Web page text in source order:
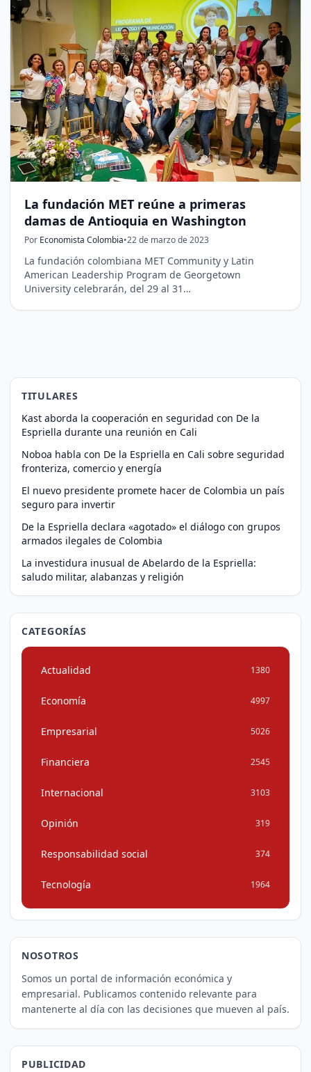
La fundación MET reúne a primeras
damas de Antioquia en Washington
Por Economista Colombia•22 de marzo de 2023
La fundación colombiana MET Community y Latin
American Leadership Program de Georgetown
University celebrarán, del 29 al 31…
TITULARES
Kast aborda la cooperación en seguridad con De la
Espriella durante una reunión en Cali
Noboa habla con De la Espriella en Cali sobre seguridad
fronteriza, comercio y energía
El nuevo presidente promete hacer de Colombia un país
seguro para invertir
De la Espriella declara «agotado» el diálogo con grupos
armados ilegales de Colombia
La investidura inusual de Abelardo de la Espriella:
saludo militar, alabanzas y religión
CATEGORÍAS
Actualidad 1380
Economía 4997
Empresarial 5026
Financiera 2545
Internacional 3103
Opinión 319
Responsabilidad social 374
Tecnología 1964
NOSOTROS
Somos un portal de información económica y
empresarial. Publicamos contenido relevante para
mantenerte al día con las decisiones que mueven al país.
PUBLICIDAD